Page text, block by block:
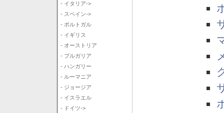
- イタリア->
- スペイン->
- ポルトガル
- イギリス
- オーストリア
- ブルガリア
- ハンガリー
- ルーマニア
- ジョージア
- イスラエル
- ドイツ->